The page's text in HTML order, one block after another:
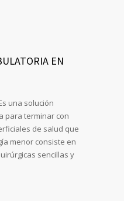
EN
una solución
para terminar con
de salud que
menor consiste en
sencillas y